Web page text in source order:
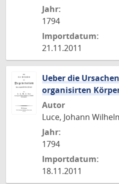
Jahr:
1794
Importdatum:
21.11.2011
Ueber die
organisirten
Autor
Luce, Johann
Jahr:
1794
Importdatum:
18.11.2011